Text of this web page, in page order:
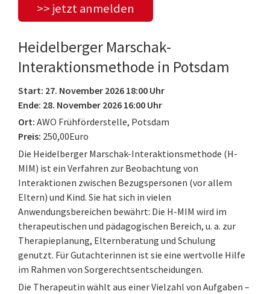
>> jetzt anmelden
Heidelberger Marschak-
Interaktionsmethode in Potsdam
Start: 27. November 2026 18:00 Uhr
Ende: 28. November 2026 16:00 Uhr
Ort: AWO Frühförderstelle, Potsdam
Preis: 250,00Euro
Die Heidelberger Marschak-Interaktionsmethode (H-
MIM) ist ein Verfahren zur Beobachtung von
Interaktionen zwischen Bezugspersonen (vor allem
Eltern) und Kind. Sie hat sich in vielen
Anwendungsbereichen bewährt: Die H-MIM wird im
therapeutischen und pädagogischen Bereich, u. a. zur
Therapieplanung, Elternberatung und Schulung
genutzt. Für Gutachterinnen ist sie eine wertvolle Hilfe
im Rahmen von Sorgerechtsentscheidungen.
Die Therapeutin wählt aus einer Vielzahl von Aufgaben –